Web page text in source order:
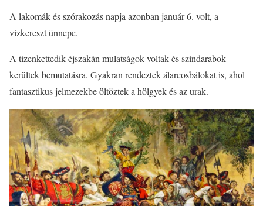
A lakomák és szórakozás napja azonban január 6. volt, a
vízkereszt ünnepe.
A tizenkettedik éjszakán mulatságok voltak és színdarabok
kerültek bemutatásra. Gyakran rendeztek álarcosbálokat is, ahol
fantasztikus jelmezekbe öltöztek a hölgyek és az urak.